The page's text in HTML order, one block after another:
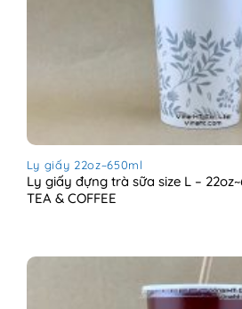
Ly giấy 22oz~650ml
Ly giấy đựng trà sữa size L –
TEA & COFFEE